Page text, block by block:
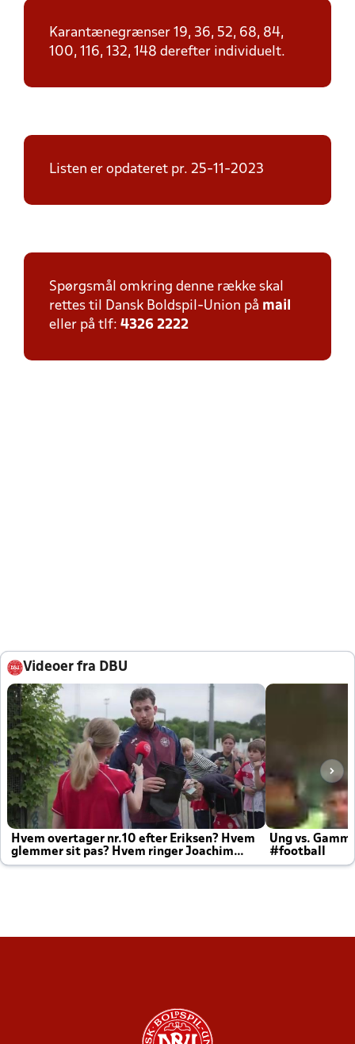
Karantænegrænser 19, 36, 52, 68, 84,
100, 116, 132, 148 derefter individuelt.
Listen er opdateret pr. 25-11-2023
Spørgsmål omkring denne række skal
rettes til Dansk Boldspil-Union på mail
eller på tlf: 4326 2222
Videoer fra DBU
Hvem overtager nr.10 efter Eriksen? Hvem
glemmer sit pas? Hvem ringer Joachim
altid til efter kampe?
Ung vs.
#football